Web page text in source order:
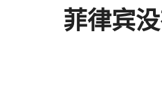
菲律宾